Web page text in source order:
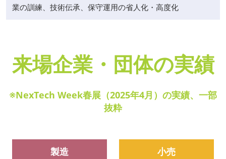
業の訓練、技術伝承、保守運用の省人化・高度化
来場企業・団体の実績
※NexTech Week春展（2025年4月）の実績、一部
抜粋
製造 小売